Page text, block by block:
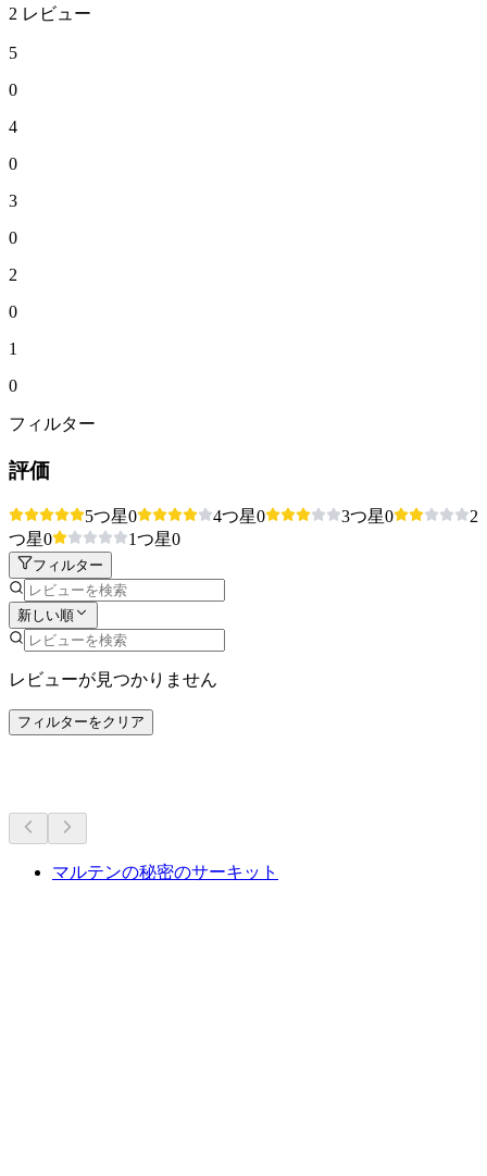
2 レビュー
5
0
4
0
3
0
2
0
1
0
フィルター
評価
5つ星0 4つ星0 3つ星0
2
つ星0 1つ星0
フィルター
新しい順
レビューが見つかりません
フィルターをクリア
マルテンの秘密のサーキット